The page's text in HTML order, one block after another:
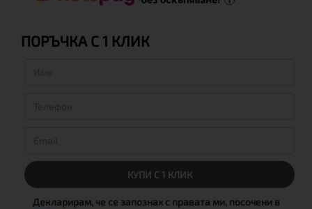
ПОРЪЧКА С 1 КЛИК
КУПИ С 1 КЛИК
Декларирам, че се запознах с правата ми, посочени в